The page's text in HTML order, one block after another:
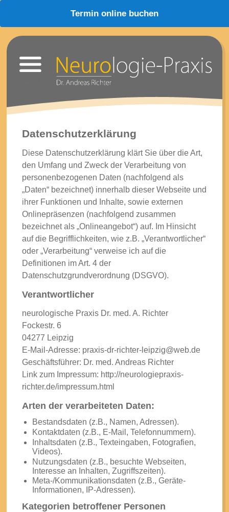
Termin online buchen
Datenschutzerklärung
Diese Datenschutzerklärung klärt Sie über die Art,
den Umfang und Zweck der Verarbeitung von
personenbezogenen Daten (nachfolgend als
„Daten“ bezeichnet) innerhalb dieser Webseite und
ihrer Funktionen und Inhalte, sowie externen
Onlinepräsenzen (nachfolgend zusammen
bezeichnet als „Onlineangebot“) auf. Im Hinsicht
auf die Begrifflichkeiten, wie z.B. „Verantwortlicher“
oder „Verarbeitung“ verweise ich auf die
Definitionen im Art. 4 der
Datenschutzgrundverordnung (DSGVO).
Verantwortlicher
neurologische Praxis Dr. med. A. Richter
Fockestr. 6
04277 Leipzig
E-Mail-Adresse: praxis-dr-richter-leipzig@web.de
Geschäftsführer: Dr. med. Andreas Richter
Link zum Impressum: http://neurologiepraxis-
richter.de/impressum.html
Arten der verarbeiteten Daten:
Bestandsdaten (z.B., Namen, Adressen).
Kontaktdaten (z.B., E-Mail, Telefonnummern).
Inhaltsdaten (z.B., Texteingaben, Fotografien,
Videos).
Nutzungsdaten (z.B., besuchte Webseiten,
Interesse an Inhalten, Zugriffszeiten).
Meta-/Kommunikationsdaten (z.B., Geräte-
Informationen, IP-Adressen).
Kategorien betroffener Personen